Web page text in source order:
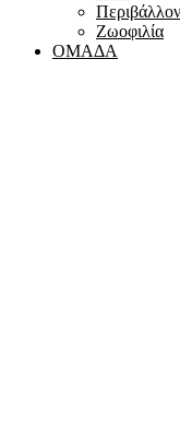
Περιβάλλον
Ζωοφιλία
ΟΜΑΔΑ